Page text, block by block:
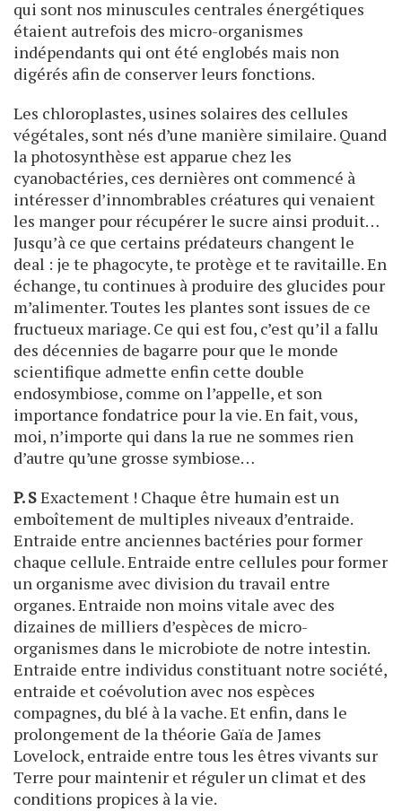
qui sont nos minuscules centrales énergétiques
étaient autrefois des micro-organismes
indépendants qui ont été englobés mais non
digérés afin de conserver leurs fonctions.
Les chloroplastes, usines solaires des cellules
végétales, sont nés d’une manière similaire. Quand
la photosynthèse est apparue chez les
cyanobactéries, ces dernières ont commencé à
intéresser d’innombrables créatures qui venaient
les manger pour récupérer le sucre ainsi produit…
Jusqu’à ce que certains prédateurs changent le
deal : je te phagocyte, te protège et te ravitaille. En
échange, tu continues à produire des glucides pour
m’alimenter. Toutes les plantes sont issues de ce
fructueux mariage. Ce qui est fou, c’est qu’il a fallu
des décennies de bagarre pour que le monde
scientifique admette enfin cette double
endosymbiose, comme on l’appelle, et son
importance fondatrice pour la vie. En fait, vous,
moi, n’importe qui dans la rue ne sommes rien
d’autre qu’une grosse symbiose…
P. SExactement ! Chaque être humain est un
emboîtement de multiples niveaux d’entraide.
Entraide entre anciennes bactéries pour former
chaque cellule. Entraide entre cellules pour former
un organisme avec division du travail entre
organes. Entraide non moins vitale avec des
dizaines de milliers d’espèces de micro-
organismes dans le microbiote de notre intestin.
Entraide entre individus constituant notre société,
entraide et coévolution avec nos espèces
compagnes, du blé à la vache. Et enfin, dans le
prolongement de la théorie Gaïa de James
Lovelock, entraide entre tous les êtres vivants sur
Terre pour maintenir et réguler un climat et des
conditions propices à la vie.